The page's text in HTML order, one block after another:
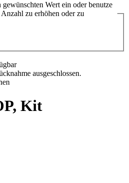
Wert ein oder benutze
zu erhöhen oder zu
ausgeschlossen.
Kit